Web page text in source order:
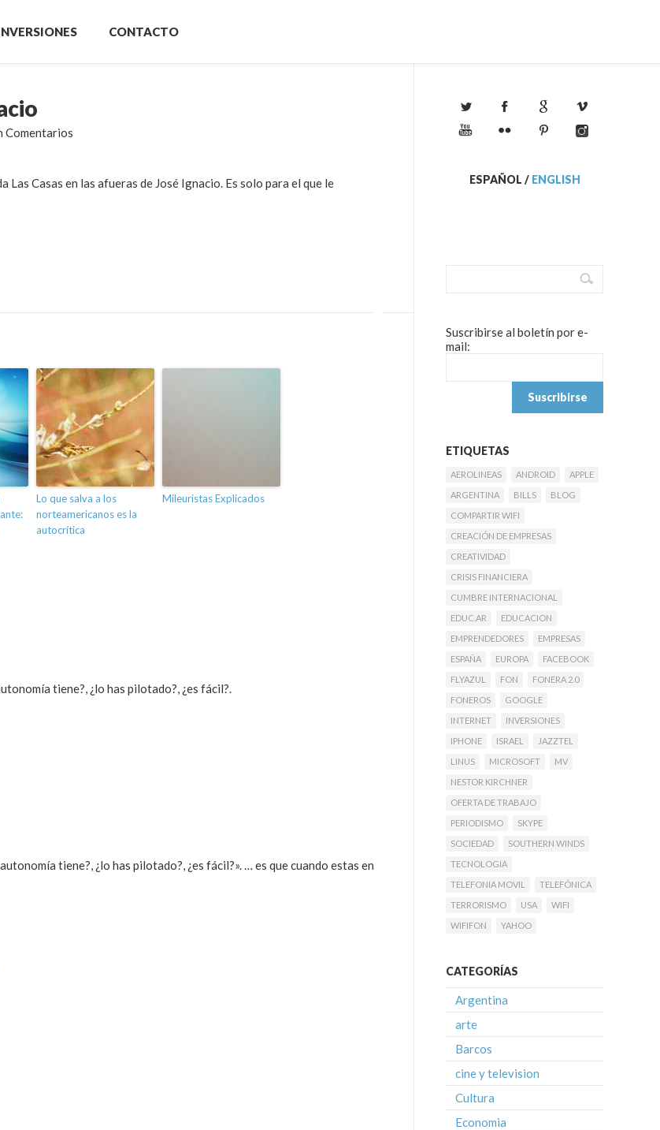
CONTACTO
Comentarios
Casas en las afueras de José Ignacio. Es solo para el que le
Lo que salva a los
norteamericanos es la
autocrítica
Mileuristas Explicados
tiene?, ¿lo has pilotado?, ¿es fácil?.
tiene?, ¿lo has pilotado?, ¿es fácil?». … es que cuando estas en
ESPAÑOL / ENGLISH
Suscribirse al boletín por e-
mail:
ETIQUETAS
AEROLINEAS ANDROID
APPLE
ARGENTINA
BILLS
BLOG
COMPARTIR WIFI
CREACIÓN DE EMPRESAS
CREATIVIDAD
CRISIS FINANCIERA
CUMBRE INTERNACIONAL
EDUC.AR
EDUCACION
EMPRENDEDORES
EMPRESAS
ESPAÑA
EUROPA
FACEBOOK
FLYAZUL
FON
FONERA 2.0
FONEROS
GOOGLE
INTERNET
INVERSIONES
IPHONE
ISRAEL
JAZZTEL
LINUS
MICROSOFT
MV
NESTOR KIRCHNER
OFERTA DE TRABAJO
PERIODISMO
SKYPE
SOCIEDAD
SOUTHERN WINDS
TECNOLOGIA
TELEFONIA MOVIL
TELEFÓNICA
TERRORISMO
USA
WIFI
WIFIFON
YAHOO
CATEGORÍAS
Argentina
arte
Barcos
cine y television
Cultura
Economia